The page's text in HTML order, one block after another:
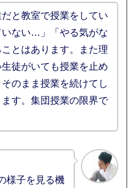
と教室で授業をしてい
いない…」「やる気がな
とはあります。また理
徒がいても授業を止め
のまま授業を続けてし
す。集団授業の限界で
様子を見る機